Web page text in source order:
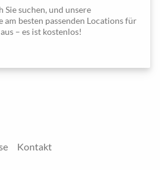
Sie suchen, und unsere
besten passenden Locations für
– es ist kostenlos!
Kontakt